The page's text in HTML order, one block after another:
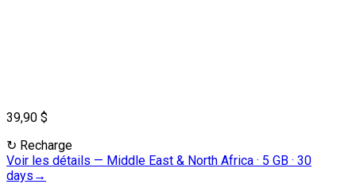
39,90 $
↻ Recharge
Voir les détails — Middle East & North Africa · 5 GB · 30
days →